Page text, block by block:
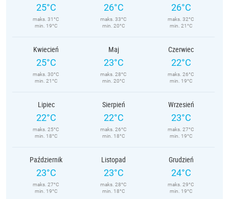
25°C
maks. 31°C
min. 19°C
26°C
maks. 33°C
min. 20°C
26°C
maks. 32°C
min. 21°C
Kwiecień
25°C
maks. 30°C
min. 21°C
Maj
23°C
maks. 28°C
min. 20°C
Czerwiec
22°C
maks. 26°C
min. 19°C
Lipiec
22°C
maks. 25°C
min. 18°C
Sierpień
22°C
maks. 26°C
min. 18°C
Wrzesień
23°C
maks. 27°C
min. 19°C
Październik
23°C
maks. 27°C
min. 19°C
Listopad
23°C
maks. 28°C
min. 18°C
Grudzień
24°C
maks. 29°C
min. 19°C